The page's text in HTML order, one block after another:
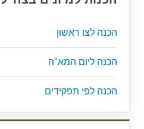
הכנה לצו ראשון
הכנה ליום המא"ה
הכנה לפי תפקידים